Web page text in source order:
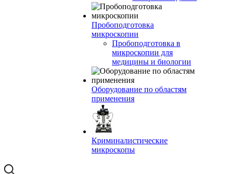
Пробоподготовка
микроскопии
Пробоподготовка в
микроскопии для
медицины и биологии
Оборудование по областям
применения
Криминалистические
микроскопы